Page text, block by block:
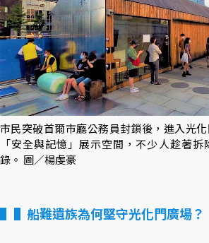
市民突破首爾市廳公務員封鎖後，進入光
「安全與記憶」展示空間，不少人趁著
錄。 圖／楊虔豪
▌船難遺族為何堅守光化門廣場？